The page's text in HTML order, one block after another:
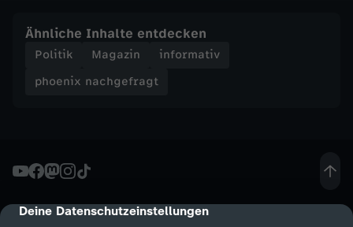
cmp-dialog-description
Deine Datenschutzeinstellungen
r
t
-
Ähnliche Inhalte entdecken
Politik Magazin
informativ
phoenix nachgefragt